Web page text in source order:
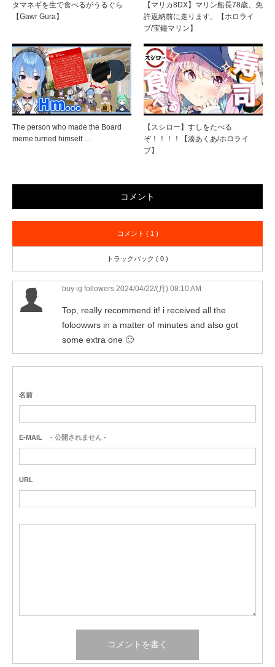
タマネギを生で食べるがうるぐら
【Gawr Gura】
【マリカ8DX】マリン船長78歳、免
許返納前に走ります。【ホロライ
ブ/宝鐘マリン】
The person who made the Board
meme turned himself …
【スシロー】すしをたべる
ぞ！！！！【湊あくあ/ホロライ
ブ】
コメント
コメント ( 1 )
トラックバック ( 0 )
buy ig followers 2024/04/22/(月) 08:10 AM
Top, really recommend it! i received all the
foloowwrs in a matter of minutes and also got
some extra one 🙂
名前
E-MAIL - 公開されません -
URL